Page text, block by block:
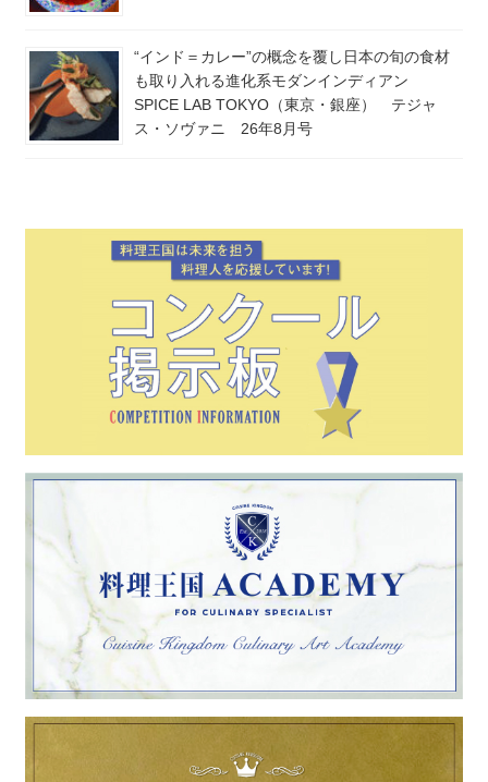
“インド＝カレー”の概念を覆し日本の旬の食材
も取り入れる進化系モダンインディアン
SPICE LAB TOKYO（東京・銀座） テジャ
ス・ソヴァニ 26年8月号